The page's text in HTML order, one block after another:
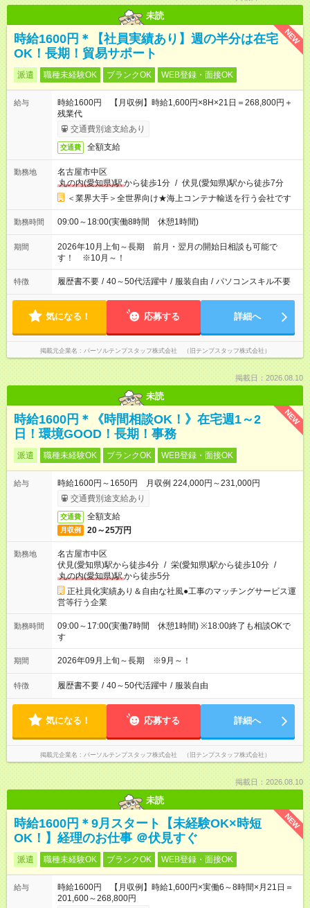
未読
NEW
時給1600円＊【社員実績あり】週の半分は在宅
OK！長期！貿易サポート
派遣 職種未経験OK ブランクOK WEB登録・面接OK
給与
時給1600円 【月収例】時給1,600円×8H×21日＝268,800円＋
残業代
交通費別途支給あり
交通費 全額支給
勤務地
名古屋市中区
丸の内(愛知県)駅から徒歩1分 / 伏見(愛知県)駅から徒歩7分
＜業界大手＞全世界向け★海上コンテナ輸送を行う会社です
勤務時間 09:00～18:00(実働8時間 休憩1時間)
期間
2026年10月上旬～長期 前月・翌月の開始日相談も可能で
す！ ※10月～！
特徴 履歴書不要 / 40～50代活躍中 / 服装自由 / パソコンスキル不要
気になる！ 応募する 詳細へ
掲載元企業名 パーソルテンプスタッフ株式会社 （旧テンプスタッフ株式会社）
掲載日：2026.08.10
未読
NEW
時給1600円＊《時間相談OK！》在宅週1～2
日！環境GOOD！長期！事務
派遣 職種未経験OK ブランクOK WEB登録・面接OK
給与
時給1600円～1650円 月収例 224,000円～231,000円
交通費別途支給あり
交通費 全額支給
月収例 20～25万円
勤務地
名古屋市中区
伏見(愛知県)駅から徒歩4分 / 栄(愛知県)駅から徒歩10分 /
丸の内(愛知県)駅から徒歩5分
正社員化実績あり＆自由な社風●工事のマッチングサービス運
営等行う企業
勤務時間
09:00～17:00(実働7時間 休憩1時間) ※18:00終了も相談OKで
す
期間 2026年09月上旬～長期 ※9月～！
特徴 履歴書不要 / 40～50代活躍中 / 服装自由
気になる！ 応募する 詳細へ
掲載元企業名 パーソルテンプスタッフ株式会社 （旧テンプスタッフ株式会社）
掲載日：2026.08.10
未読
NEW
時給1600円＊9月スタート【未経験OK×時短
OK！】経理のお仕事 ＠伏見すぐ
派遣 職種未経験OK ブランクOK WEB登録・面接OK
給与
時給1600円 【月収例】時給1,600円×実働6～8時間×月21日＝
201,600～268,800円